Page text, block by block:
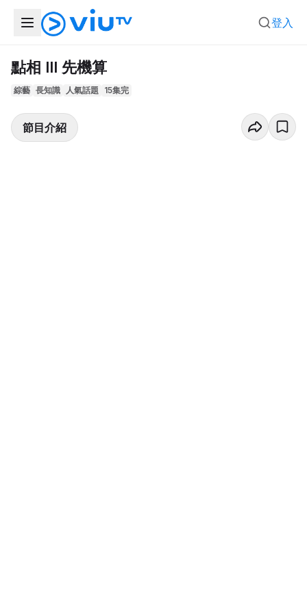
登入
點相 III 先機算
綜藝 長知識 人氣話題 15集完
節目介紹